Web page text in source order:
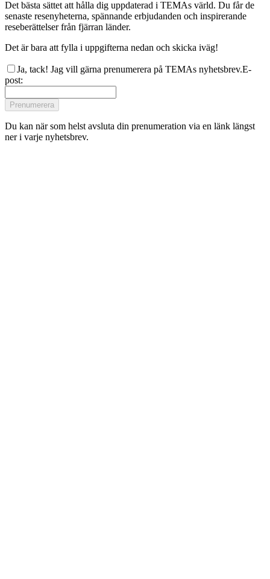
Det bästa sättet att hålla dig uppdaterad i TEMAs värld. Du får de
senaste resenyheterna, spännande erbjudanden och inspirerande
reseberättelser från fjärran länder.
Det är bara att fylla i uppgifterna nedan och skicka iväg!
Ja, tack! Jag vill gärna prenumerera på TEMAs nyhetsbrev.E-
post:
Prenumerera
Du kan när som helst avsluta din prenumeration via en länk längst
ner i varje nyhetsbrev.